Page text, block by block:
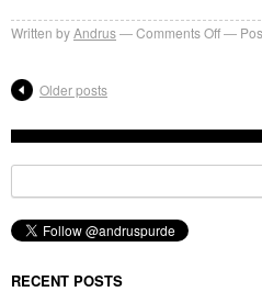
Written byAndrus Comments Offon
Older posts
for:
RECENT POSTS